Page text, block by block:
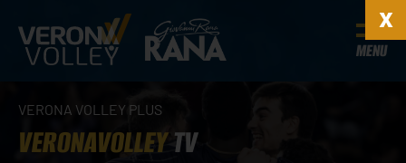
MENU
VERONA VOLLEY PLUS
VERONAVOLLEYTV